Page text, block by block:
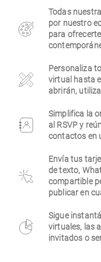
Fiestas navideñas
Todas
por nuestro
para
Personaliza
virtual hasta
abrirán,
Simplifica la
al RSVP y
contactos en
Envía tus
de texto,
compartible
publicar en
Sigue
virtuales, las
invitados o